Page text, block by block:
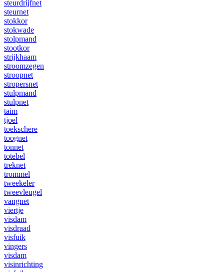
steurdrijfnet
steurnet
stokkor
stokwade
stolpmand
stootkor
strijkhaam
stroomzegen
stroopnet
stropersnet
stulpmand
stulpnet
taim
tjoel
toekschere
toognet
tonnet
totebel
treknet
trommel
tweekeler
tweevleugel
vangnet
viertje
visdam
visdraad
visfuik
vingers
visdam
visinrichting